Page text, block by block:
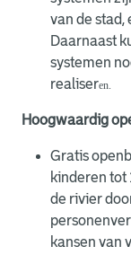
van de stad,
Daarnaast
systemen
realiseren.
Hoogwaardig
Gratis
kinderen tot
de rivier
kansen van